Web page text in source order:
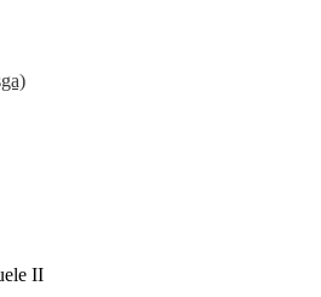
II